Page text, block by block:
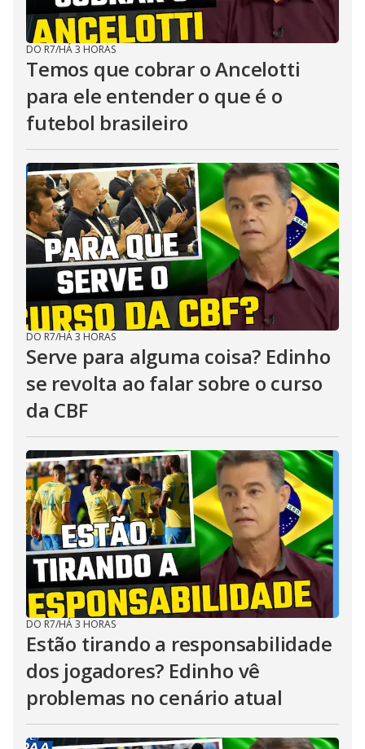
DO R7/HÁ 3 HORAS
Temos que cobrar o Ancelotti
para ele entender o que é o
futebol brasileiro
DO R7/HÁ 3 HORAS
Serve para alguma coisa? Edinho
se revolta ao falar sobre o curso
da CBF
DO R7/HÁ 3 HORAS
Estão tirando a responsabilidade
dos jogadores? Edinho vê
problemas no cenário atual